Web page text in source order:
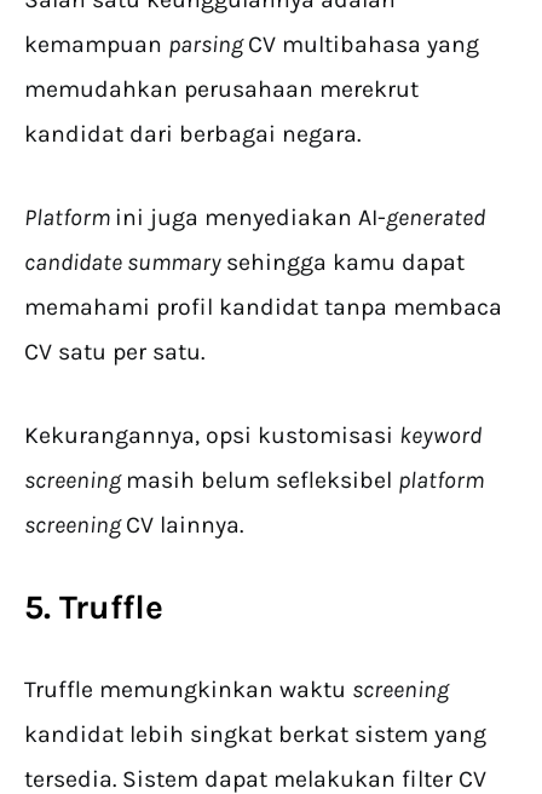
kemampuan parsingCV multibahasa yang
memudahkan perusahaan merekrut
kandidat dari berbagai negara.
Platform ini juga menyediakan AI-generated
candidate summary sehingga kamu dapat
memahami profil kandidat tanpa membaca
CV satu per satu.
Kekurangannya, opsi kustomisasi keyword
screening masih belum sefleksibel platform
screeningCV lainnya.
5. Truffle
Truffle memungkinkan waktu screening
kandidat lebih singkat berkat sistem yang
tersedia. Sistem dapat melakukan filter CV